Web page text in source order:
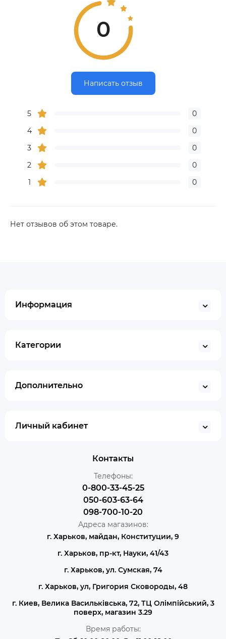
0
Написать отзыв
5
0
4
0
3
0
2
0
1
0
Нет отзывов об этом товаре.
Информация
Категории
Дополнительно
Личный кабинет
Контакты
Телефоны:
0-800-33-45-25
050-603-63-64
098-700-10-20
Адреса магазинов:
г. Харьков, майдан, Конституции, 9
г. Харьков, пр-кт, Науки, 41/43
г. Харьков, ул. Сумская, 74
г. Харьков, ул, Григория Сковороды, 48
г. Киев, Велика Васильківська, 72, ТЦ Олімпійський, 3
поверх, магазин 3.29
Время работы: